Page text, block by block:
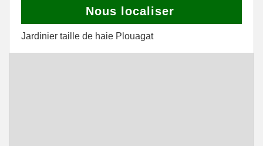
Nous localiser
Jardinier taille de haie Plouagat